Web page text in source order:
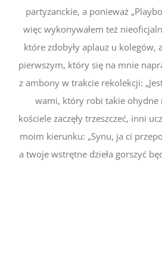
partyzanckie, a ponieważ
więc wykonywałem też
które zdobyły aplauz u kolegów,
pierwszym, który się na mnie
z ambony w trakcie rekolekcji:
wami, który robi takie ohydne
kościele zaczęły trzeszczeć, inni
moim kierunku: „Synu, ja ci
a twoje wstrętne dzieła gorszyć